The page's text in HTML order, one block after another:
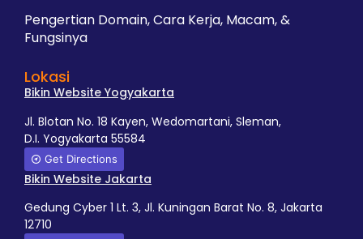
Pengertian Domain, Cara Kerja, Macam, &
Fungsinya
Lokasi
Bikin Website Yogyakarta
Jl. Blotan No. 18 Kayen, Wedomartani, Sleman,
D.I. Yogyakarta 55584
Get Directions
Bikin Website Jakarta
Gedung Cyber 1 Lt. 3, Jl. Kuningan Barat No. 8, Jakarta
12710